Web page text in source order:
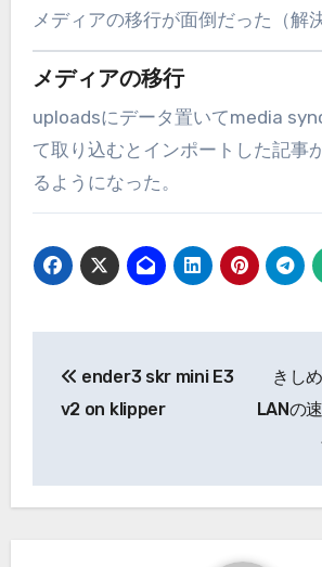
メディアの移行が面倒だった（解決
メディアの移行
uploadsにデータ置いてmedia
て取り込むとインポートした記事
るようになった。
稿
ビ
ender3 skr mini E3
v2 on klipper
きし
LANの